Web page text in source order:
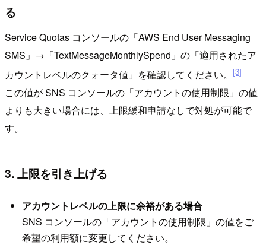
る
Service Quotas コンソールの「AWS End User Messaging
SMS」→「TextMessageMonthlySpend」の「適用されたア
カウントレベルのクォータ値」を確認してください。
[3]
この値が SNS コンソールの「アカウントの使用制限」の値
よりも大きい場合には、上限緩和申請なしで対処が可能で
す。
3. 上限を引き上げる
アカウントレベルの上限に余裕がある場合
SNS コンソールの「アカウントの使用制限」の値をご
希望の利用額に変更してください。